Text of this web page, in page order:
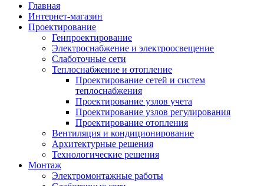
Главная
Интернет-магазин
Проектирование
Генпроектирование
Электроснабжение и электроосвещение
Слаботочные сети
Теплоснабжение и отопление
Проектирование сетей и систем
теплоснабжения
Проектирование узлов учета
Проектирование узлов регулирования
Проектирование отопления
Вентиляция и кондиционирование
Архитектурные решения
Технологические решения
Монтаж
Электромонтажные работы